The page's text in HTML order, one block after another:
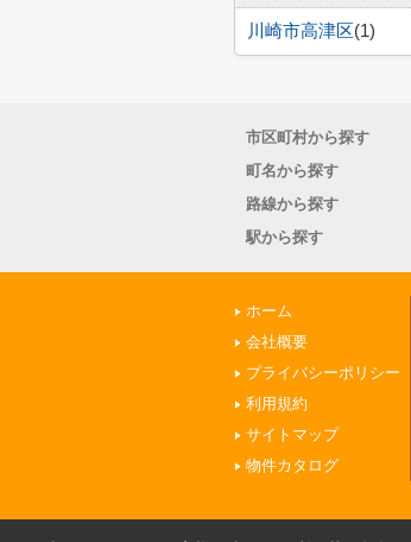
川崎市高津区(1)
市区町村から探す
町名から探す
路線から探す
駅から探す
ホーム
会社概要
プライバシーポリシー
利用規約
サイトマップ
物件カタログ